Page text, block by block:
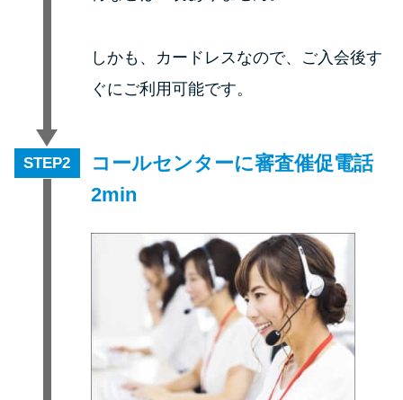
ブラックでもお金を借りるに
は？3つの判断基準と工面法
アコムはブラックでも審査に通
方法
アコムとレイクどっちがいい
の？ カードローンの選び方を徹
底解説！
プロミスの返済方法を徹底解
説！ もっとも便利でお得な返済
しかも、カードレスなので、ご入会後す
ぐにご利用可能です。
STEP
コールセンターに審査催促電話
2min